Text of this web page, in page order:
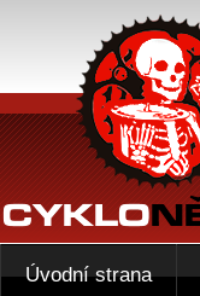
Úvodní strana